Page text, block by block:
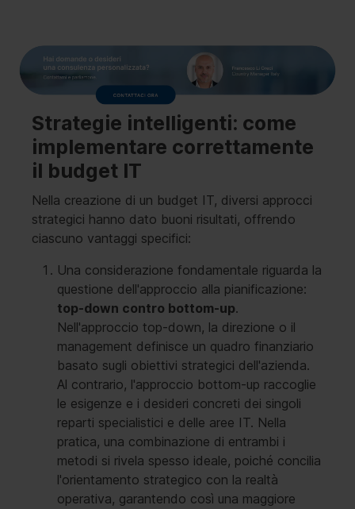
Strategie intelligenti: come
implementare correttamente
il budget IT
Nella creazione di un budget IT, diversi approcci
strategici hanno dato buoni risultati, offrendo
ciascuno vantaggi specifici:
Una considerazione fondamentale riguarda la
questione dell'approccio alla pianificazione:
top-down contro bottom-up.
Nell'approccio top-down, la direzione o il
management definisce un quadro finanziario
basato sugli obiettivi strategici dell'azienda.
Al contrario, l'approccio bottom-up raccoglie
le esigenze e i desideri concreti dei singoli
reparti specialistici e delle aree IT. Nella
pratica, una combinazione di entrambi i
metodi si rivela spesso ideale, poiché concilia
l'orientamento strategico con la realtà
operativa, garantendo così una maggiore